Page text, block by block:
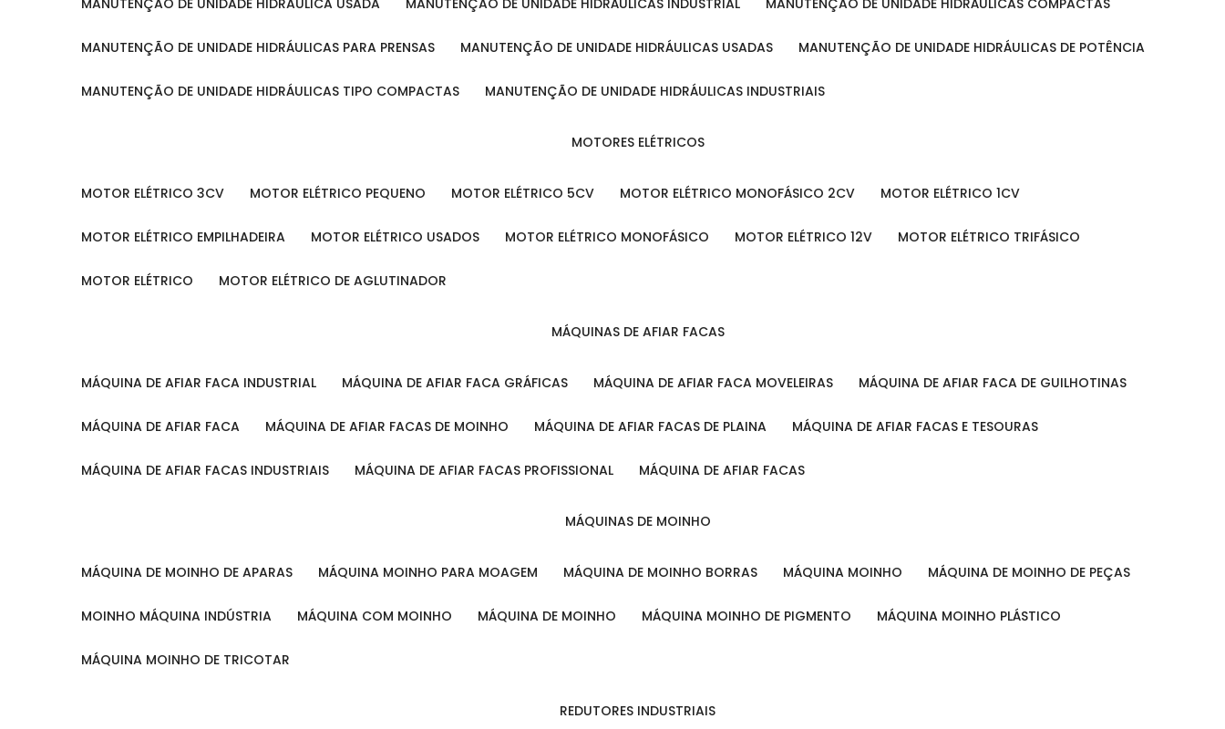
MANUTENÇÃO DE UNIDADE HIDRAULICA USADA MANUTENÇÃO DE UNIDADE HIDRÁULICAS INDUSTRIAL MANUTENÇÃO DE UNIDADE HIDRÁULICAS COMPACTAS
MANUTENÇÃO DE UNIDADE HIDRÁULICAS PARA PRENSAS MANUTENÇÃO DE UNIDADE HIDRÁULICAS USADAS MANUTENÇÃO DE UNIDADE HIDRÁULICAS DE POTÊNCIA
MANUTENÇÃO DE UNIDADE HIDRÁULICAS TIPO COMPACTAS MANUTENÇÃO DE UNIDADE HIDRÁULICAS INDUSTRIAIS
MOTORES ELÉTRICOS
MOTOR ELÉTRICO 3CV MOTOR ELÉTRICO PEQUENO MOTOR ELÉTRICO 5CV MOTOR ELÉTRICO MONOFÁSICO 2CV MOTOR ELÉTRICO 1CV
MOTOR ELÉTRICO EMPILHADEIRA MOTOR ELÉTRICO USADOS MOTOR ELÉTRICO MONOFÁSICO MOTOR ELÉTRICO 12V MOTOR ELÉTRICO TRIFÁSICO
MOTOR ELÉTRICO MOTOR ELÉTRICO DE AGLUTINADOR
MÁQUINAS DE AFIAR FACAS
MÁQUINA DE AFIAR FACA INDUSTRIAL MÁQUINA DE AFIAR FACA GRÁFICAS MÁQUINA DE AFIAR FACA MOVELEIRAS MÁQUINA DE AFIAR FACA DE GUILHOTINAS
MÁQUINA DE AFIAR FACA MÁQUINA DE AFIAR FACAS DE MOINHO MÁQUINA DE AFIAR FACAS DE PLAINA MÁQUINA DE AFIAR FACAS E TESOURAS
MÁQUINA DE AFIAR FACAS INDUSTRIAIS MÁQUINA DE AFIAR FACAS PROFISSIONAL MÁQUINA DE AFIAR FACAS
MÁQUINAS DE MOINHO
MÁQUINA DE MOINHO DE APARAS MÁQUINA MOINHO PARA MOAGEM MÁQUINA DE MOINHO BORRAS MÁQUINA MOINHO MÁQUINA DE MOINHO DE PEÇAS
MOINHO MÁQUINA INDÚSTRIA MÁQUINA COM MOINHO MÁQUINA DE MOINHO MÁQUINA MOINHO DE PIGMENTO MÁQUINA MOINHO PLÁSTICO
MÁQUINA MOINHO DE TRICOTAR
REDUTORES INDUSTRIAIS